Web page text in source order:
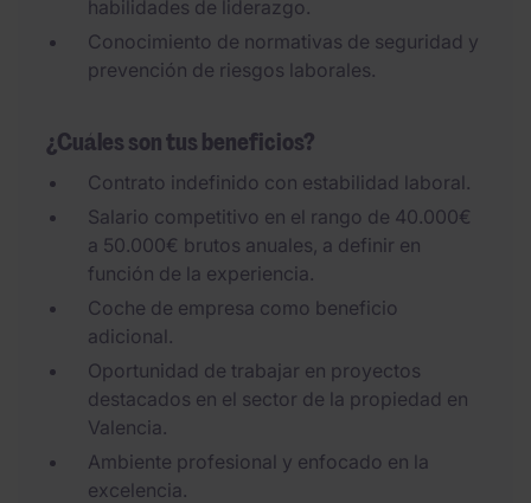
habilidades de liderazgo.
Conocimiento de normativas de seguridad y
prevención de riesgos laborales.
¿Cuáles son tus beneficios?
Contrato indefinido con estabilidad laboral.
Salario competitivo en el rango de 40.000€
a 50.000€ brutos anuales, a definir en
función de la experiencia.
Coche de empresa como beneficio
adicional.
Oportunidad de trabajar en proyectos
destacados en el sector de la propiedad en
Valencia.
Ambiente profesional y enfocado en la
excelencia.